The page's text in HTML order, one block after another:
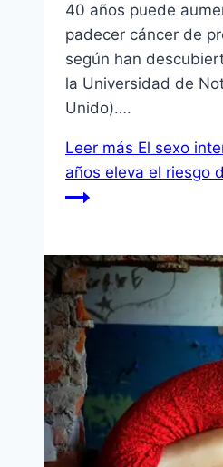
40 años puede
padecer cáncer de
según han
la Universidad de
Unido)….
Leer más El sexo
años eleva el riesgo